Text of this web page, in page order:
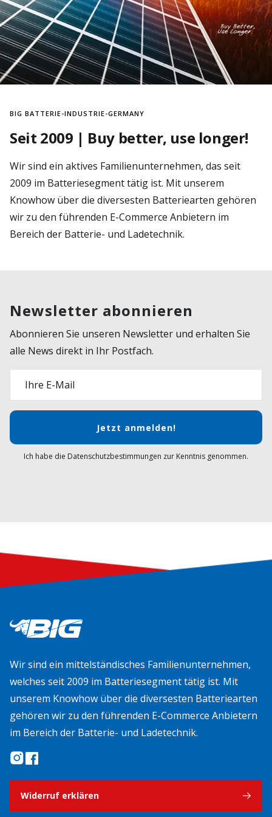
BIG BATTERIE-INDUSTRIE-GERMANY
Seit 2009 | Buy better, use longer!
Wir sind ein aktives Familienunternehmen, das seit
2009 im Batteriesegment tätig ist. Mit unserem
Knowhow über die diversesten Batteriearten gehören
wir zu den führenden E-Commerce Anbietern im
Bereich der Batterie- und Ladetechnik.
Newsletter abonnieren
Abonnieren Sie unseren Newsletter und erhalten Sie
alle News direkt in Ihr Postfach.
Ihre E-Mail
Jetzt anmelden!
Ich habe die Datenschutzbestimmungen zur Kenntnis genommen.
Wir sind ein mittelständisches Familienunternehmen,
welches seit 2009 im Batteriesegment tätig ist. Mit
unserem Knowhow über die diversesten Batteriearten
gehören wir zu den führenden E-Commerce Anbietern
im Bereich der Batterie- und Ladetechnik.
Widerruf erklären